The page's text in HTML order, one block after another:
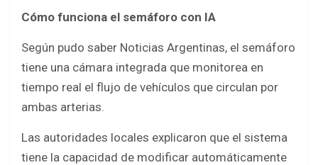
Cómo funciona el semáforo con IA
Según pudo saber Noticias Argentinas, el semáforo
tiene una cámara integrada que monitorea en
tiempo real el flujo de vehículos que circulan por
ambas arterias.
Las autoridades locales explicaron que el sistema
tiene la capacidad de modificar automáticamente